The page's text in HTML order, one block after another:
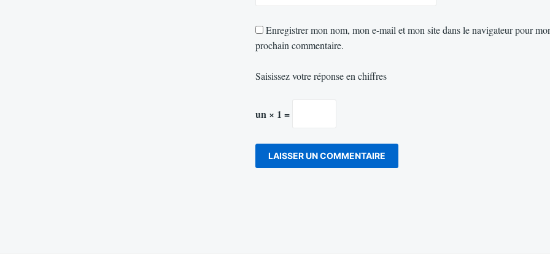
Enregistrer mon nom, mon e-mail et mon site dans le navigateur pour
prochain commentaire.
Saisissez votre réponse en chiffres
un × 1 =